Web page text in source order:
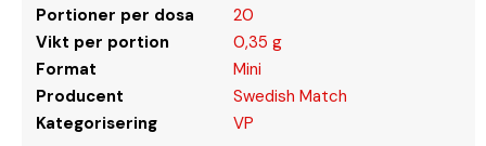
Portioner per dosa
20
Vikt per portion
0,35 g
Format
Mini
Producent
Swedish Match
Kategorisering
VP